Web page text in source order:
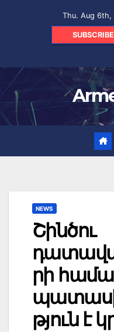
Thu. Aug 6th,
SUBSCRIBE
NEWS
Շինծու
րի
թյուն է